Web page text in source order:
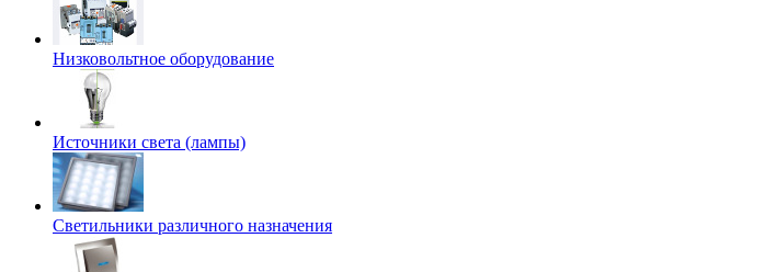
Низковольтное оборудование
Источники света (лампы)
Светильники различного назначения